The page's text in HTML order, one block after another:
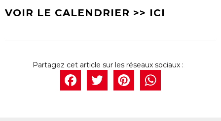
VOIR LE CALENDRIER >> ICI
Facebook
Twitter